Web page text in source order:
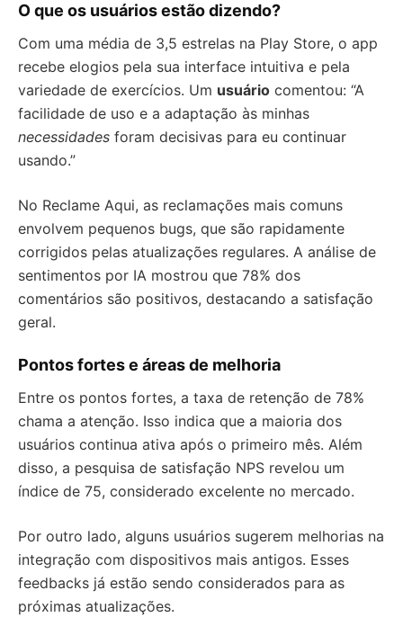
O que os usuários estão dizendo?
Com uma média de 3,5 estrelas na Play Store, o app
recebe elogios pela sua interface intuitiva e pela
variedade de exercícios. Um usuário comentou: “A
facilidade de uso e a adaptação às minhas
necessidades foram decisivas para eu continuar
usando.”
No Reclame Aqui, as reclamações mais comuns
envolvem pequenos bugs, que são rapidamente
corrigidos pelas atualizações regulares. A análise de
sentimentos por IA mostrou que 78% dos
comentários são positivos, destacando a satisfação
geral.
Pontos fortes e áreas de melhoria
Entre os pontos fortes, a taxa de retenção de 78%
chama a atenção. Isso indica que a maioria dos
usuários continua ativa após o primeiro mês. Além
disso, a pesquisa de satisfação NPS revelou um
índice de 75, considerado excelente no mercado.
Por outro lado, alguns usuários sugerem melhorias na
integração com dispositivos mais antigos. Esses
feedbacks já estão sendo considerados para as
próximas atualizações.